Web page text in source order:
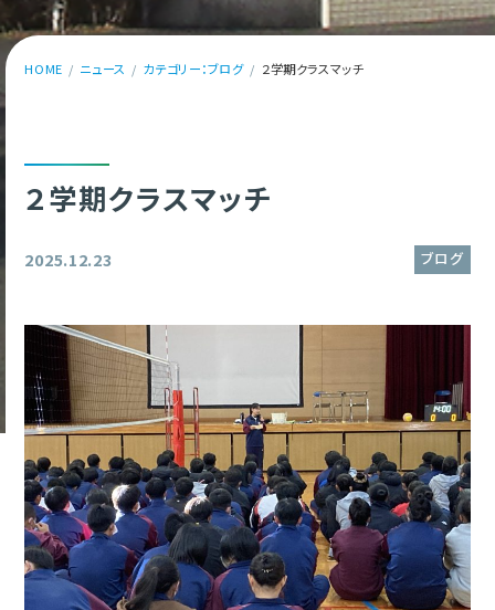
HOME ニュース カテゴリー：ブログ ２学期クラスマッチ
２学期クラスマッチ
2025.12.23 ブログ